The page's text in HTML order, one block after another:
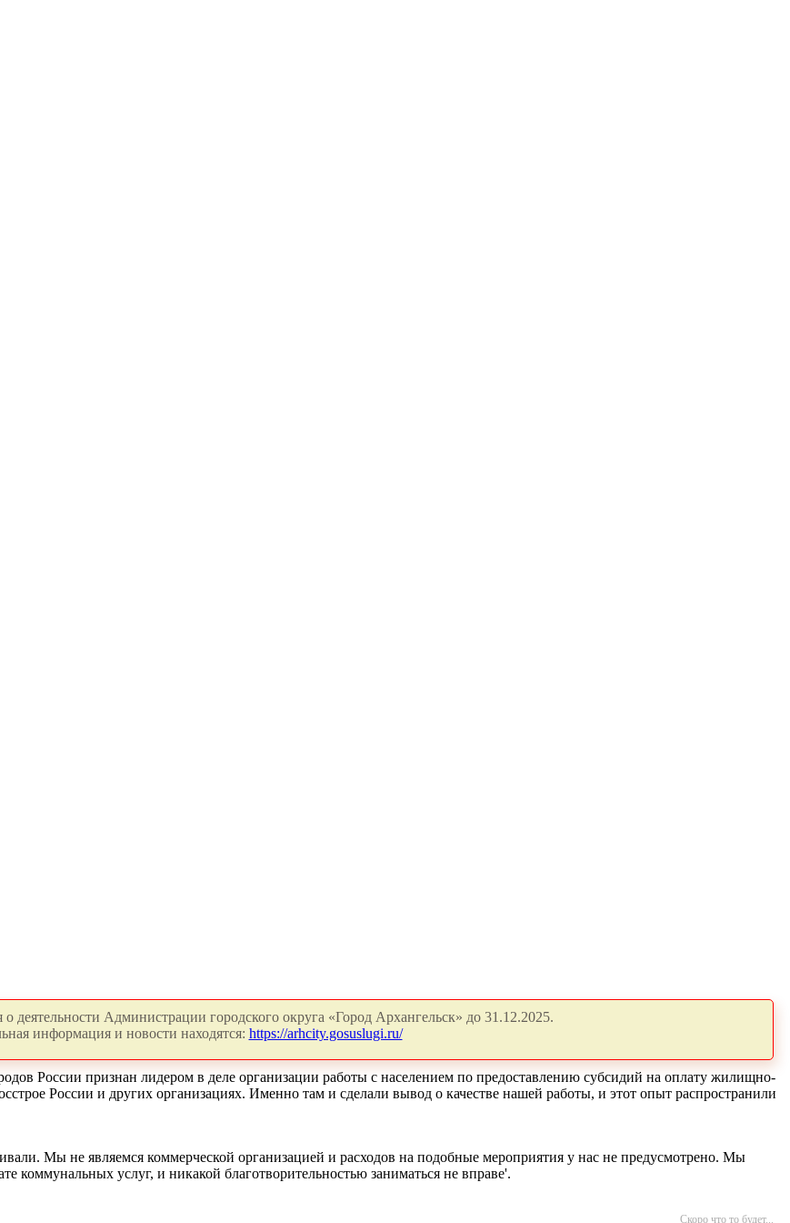
деятельности Администрации городского округа «Город Архангельск» до 31.12.2025.
информация и новости находятся: https://arhcity.gosuslugi.ru/
России признан лидером в деле организации работы с населением по предоставлению субсидий на оплату жилищно-
России и других организациях. Именно там и сделали вывод о качестве нашей работы, и этот опыт распространили
Мы не являемся коммерческой организацией и расходов на подобные мероприятия у нас не предусмотрено. Мы
коммунальных услуг, и никакой благотворительностью заниматься не вправе'.
Скоро что то будет...